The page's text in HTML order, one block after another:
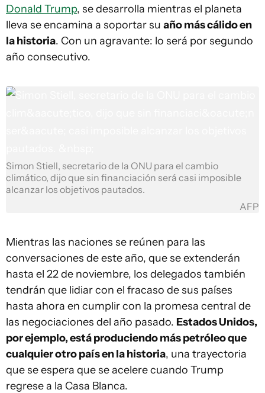
Donald Trump, se desarrolla mientras el planeta
lleva se encamina a soportar su año más cálido en
la historia. Con un agravante: lo será por segundo
año consecutivo.
Simon Stiell, secretario de la ONU para el cambio
climático, dijo que sin financiación será casi imposible
alcanzar los objetivos pautados.
AFP
Mientras las naciones se reúnen para las
conversaciones de este año, que se extenderán
hasta el 22 de noviembre, los delegados también
tendrán que lidiar con el fracaso de sus países
hasta ahora en cumplir con la promesa central de
las negociaciones del año pasado. Estados Unidos,
por ejemplo, está produciendo más petróleo que
cualquier otro país en la historia, una trayectoria
que se espera que se acelere cuando Trump
regrese a la Casa Blanca.